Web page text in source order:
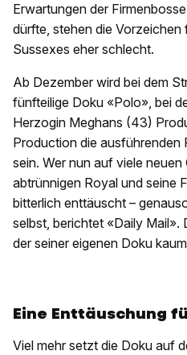
Erwartungen der
dürfte, stehen die
Sussexes eher schlecht.
Ab Dezember wird bei dem
fünfteilige Doku «Polo», bei
Herzogin Meghans (43)
Production die ausführenden
sein. Wer nun auf viele
abtrünnigen Royal und seine
bitterlich enttäuscht –
selbst, berichtet «Daily Mail».
der seiner eigenen Doku
Eine Enttäuschung
Viel mehr setzt die Doku auf